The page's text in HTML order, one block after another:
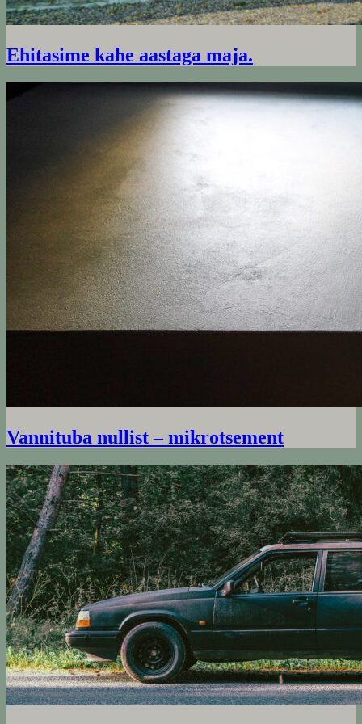
Ehitasime kahe aastaga maja.
Vannituba nullist – mikrotsement